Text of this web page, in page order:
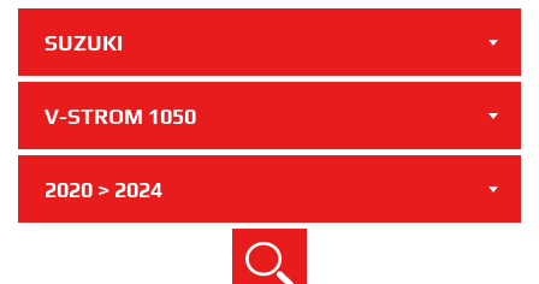
SUZUKI
V-STROM 1050
2020 > 2024
Cerca